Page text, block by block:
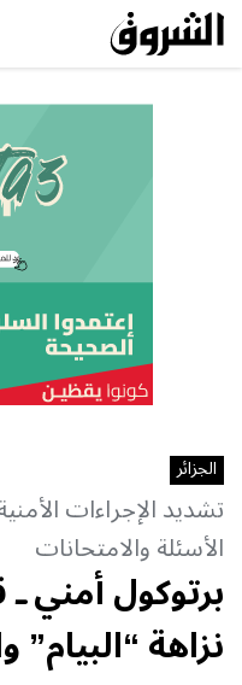
الجزائر
تشديد الإجراءات
الأسئلة والامتحانات
برتوكول أمني
نزاهة “البيام”